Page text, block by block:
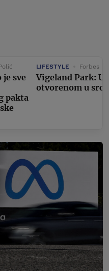
je sve
pakta
LIFESTYLE Forbes
Vigeland Park:
otvorenom u srcu